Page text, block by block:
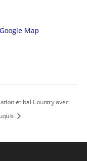
Map
et bal Country avec